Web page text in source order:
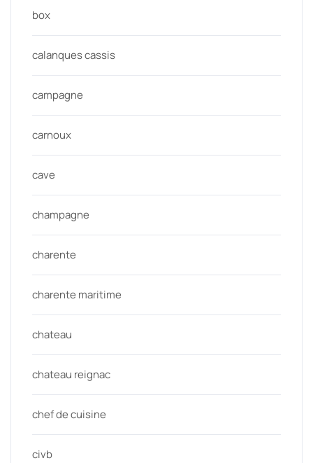
box
calanques cassis
campagne
carnoux
cave
champagne
charente
charente maritime
chateau
chateau reignac
chef de cuisine
civb